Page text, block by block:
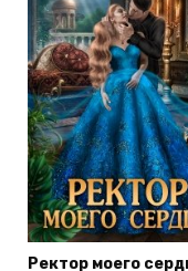
Ректор моего